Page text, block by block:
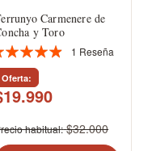
Carmenere de
y Toro
1 Reseña
Oferta
habitual $32.000